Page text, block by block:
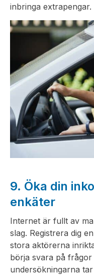
inbringa extrapengar.
9. Öka din
enkäter
Internet är fullt av
slag. Registrera dig
stora aktörerna
börja svara på
undersökningarna